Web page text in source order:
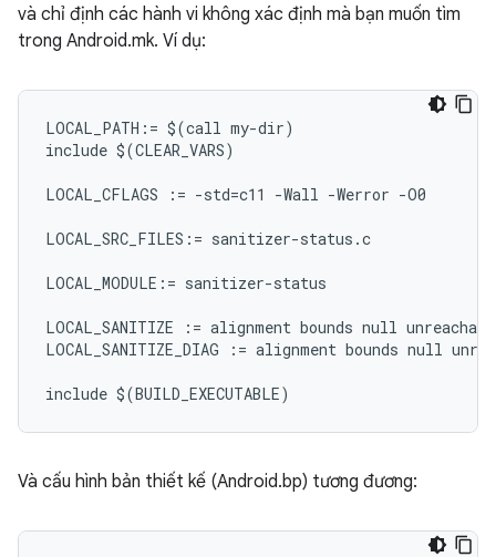
và chỉ định các hành vi không xác định mà bạn muốn tìm
trong Android.mk. Ví dụ:
LOCAL_PATH:= $(call my-dir)
include $(CLEAR_VARS)
LOCAL_CFLAGS := -std=c11 -Wall -Werror -O0
LOCAL_SRC_FILES:= sanitizer-status.c
LOCAL_MODULE:= sanitizer-status
LOCAL_SANITIZE := alignment bounds null
LOCAL_SANITIZE_DIAG := alignment bounds null
Và cấu hình bản thiết kế (Android.bp) tương đương: